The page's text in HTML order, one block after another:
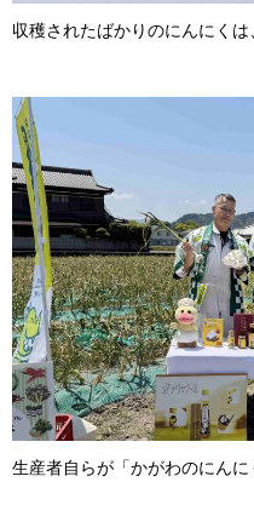
収穫されたばかりのにんにくは
生産者自らが「かがわのにんに